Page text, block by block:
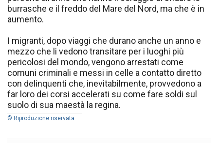
burrasche e il freddo del Mare del Nord, ma che è in
aumento.
I migranti, dopo viaggi che durano anche un anno e
mezzo che li vedono transitare per i luoghi più
pericolosi del mondo, vengono arrestati come
comuni criminali e messi in celle a contatto diretto
con delinquenti che, inevitabilmente, provvedono a
far loro dei corsi accelerati su come fare soldi sul
suolo di sua maestà la regina.
© Riproduzione riservata